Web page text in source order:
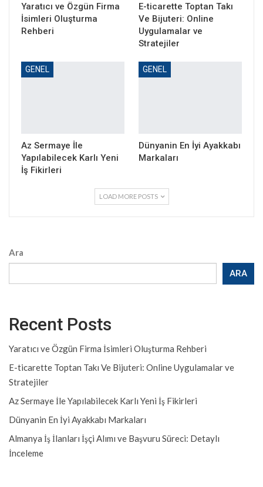
Yaratıcı ve Özgün Firma
İsimleri Oluşturma
Rehberi
E-ticarette Toptan Takı
Ve Bijuteri: Online
Uygulamalar ve
Stratejiler
GENEL
Az Sermaye İle
Yapılabilecek Karlı Yeni
İş Fikirleri
GENEL
Dünyanin En İyi Ayakkabı
Markaları
LOAD MORE POSTS
Ara
ARA
Recent Posts
Yaratıcı ve Özgün Firma İsimleri Oluşturma Rehberi
E-ticarette Toptan Takı Ve Bijuteri: Online Uygulamalar ve
Stratejiler
Az Sermaye İle Yapılabilecek Karlı Yeni İş Fikirleri
Dünyanin En İyi Ayakkabı Markaları
Almanya İş İlanları İşçi Alımı ve Başvuru Süreci: Detaylı
İnceleme